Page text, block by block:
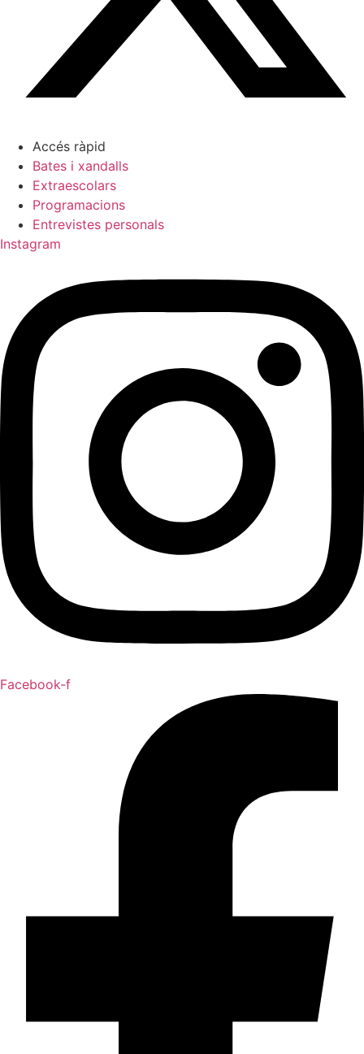
Accés ràpid
Bates i xandalls
Extraescolars
Programacions
Entrevistes personals
Instagram
Facebook-f